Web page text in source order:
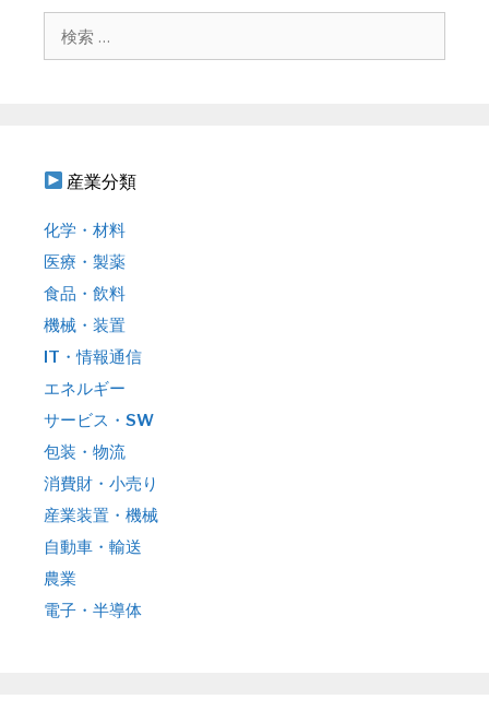
産業分類
化学・材料
医療・製薬
食品・飲料
機械・装置
IT・情報通信
エネルギー
サービス・SW
包装・物流
消費財・小売り
産業装置・機械
自動車・輸送
農業
電子・半導体